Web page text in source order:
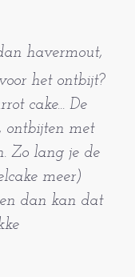
havermout,
het ontbijt?
cake... De
ontbijten met
Zo lang je de
meer)
dan kan dat